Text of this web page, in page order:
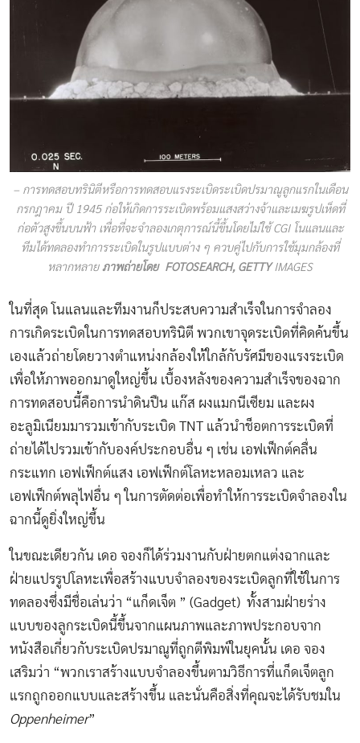
– การทดสอบทรินิตีหรือการทดสอบแรงระเบิดระเบิดปรมาณูลูกแรกในเดือน
กรกฎาคม ปี 1945 ก่อให้เกิดการระเบิดพร้อมแสงสว่างจ้าและเมฆรูปเห็ดที่
ก่อตัวสูงขึ้นบนฟ้า เพื่อที่จะจำลองเกตุการณ์นี้ขึ้นโดยไม่ใช้ CGI โนแลนและ
ทีมได้ทดลองทำการระเบิดในรูปแบบต่าง ๆ ควบคู่ไปกับการใช้มุมกล้องที่
หลากหลาย ภาพถ่ายโดย FOTOSEARCH, GETTYIMAGES
ในที่สุด โนแลนและทีมงานก็ประสบความสำเร็จในการจำลอง
การเกิดระเบิดในการทดสอบทรินิตี พวกเขาจุดระเบิดที่คิดค้นขึ้น
เองแล้วถ่ายโดยวางตำแหน่งกล้องให้ใกล้กับรัศมีของแรงระเบิด
เพื่อให้ภาพออกมาดูใหญ่ขึ้น เบื้องหลังของความสำเร็จของฉาก
การทดสอบนี้คือการนำดินปืน แก๊ส ผงแมกนีเซียม และผง
อะลูมิเนียมมารวมเข้ากับระเบิด TNT แล้วนำช็อตการระเบิดที่
ถ่ายได้ไปรวมเข้ากับองค์ประกอบอื่น ๆ เช่น เอฟเฟ็กต์คลื่น
กระแทก เอฟเฟ็กต์แสง เอฟเฟ็กต์โลหะหลอมเหลว และ
เอฟเฟ็กต์พลุไฟอื่น ๆ ในการตัดต่อเพื่อทำให้การระเบิดจำลองใน
ฉากนี้ดูยิ่งใหญ่ขึ้น
ในขณะเดียวกัน เดอ จองก็ได้ร่วมงานกับฝ่ายตกแต่งฉากและ
ฝ่ายแปรรูปโลหะเพื่อสร้างแบบจำลองของระเบิดลูกที่ใช้ในการ
ทดลองซึ่งมีชื่อเล่นว่า “แก็ดเจ็ต ” (Gadget) ทั้งสามฝ่ายร่าง
แบบของลูกระเบิดนี้ขึ้นจากแผนภาพและภาพประกอบจาก
หนังสือเกี่ยวกับระเบิดปรมาณูที่ถูกตีพิมพ์ในยุคนั้น เดอ จอง
เสริมว่า “พวกเราสร้างแบบจำลองขึ้นตามวิธีการที่แก็ดเจ็ตลูก
แรกถูกออกแบบและสร้างขึ้น และนั่นคือสิ่งที่คุณจะได้รับชมใน
Oppenheimer”